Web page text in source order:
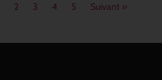
2 3 4 5 Suivant »